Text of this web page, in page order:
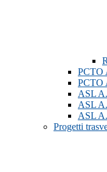
PCTO
PCTO
ASL
ASL
ASL
Progetti